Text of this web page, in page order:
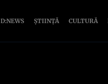
D:NEWS ȘTIINȚĂ CULTURĂ